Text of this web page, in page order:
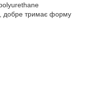
добре тримає форму